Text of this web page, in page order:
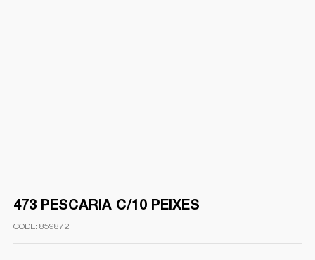
473 PESCARIA C/10 PEIXES
859872